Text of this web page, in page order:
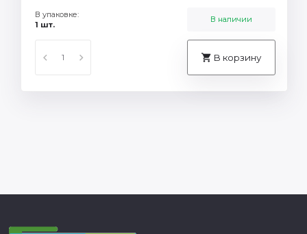
В упаковке:
1 шт.
В наличии
В корзину